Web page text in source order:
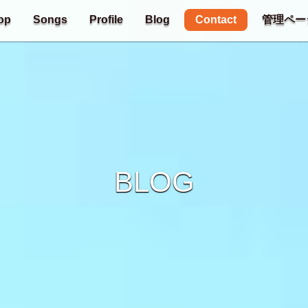
Songs Profile Blog Contact 管理ペー
BLOG